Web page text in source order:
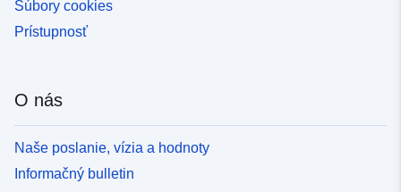
Súbory cookies
Prístupnosť
O nás
Naše poslanie, vízia a hodnoty
Informačný bulletin